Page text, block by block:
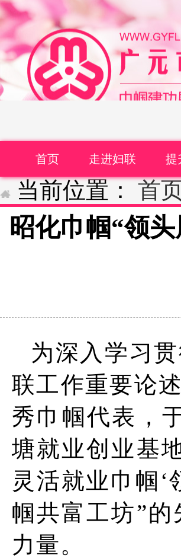
首页 走进妇联 提
当前位置： 首
昭化巾帼“领
为深入学习
联工作重要论
秀巾帼代表，
塘就业创业基
灵活就业巾帼
帼共富工坊”
力量。